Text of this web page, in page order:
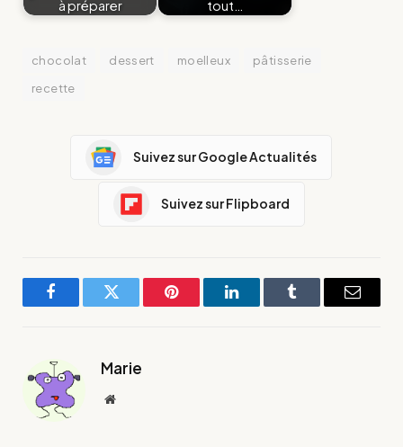
à préparer tout…
chocolat dessert moelleux
pâtisserie
recette
Suivez sur Google Actualités
Suivez sur Flipboard
FacebookTwitter Pinterest LinkedInTumblr
E-
Marie
Site